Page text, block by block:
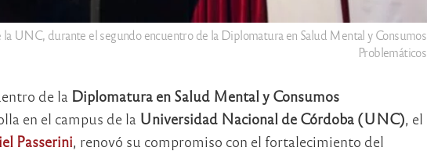
la UNC, durante el segundo encuentro de la Diplomatura en Salud Mental y Consumos
Problemáticos
de la Diplomatura en Salud Mental y Consumos
en el campus de la Universidad Nacional de Córdoba (UNC), el
Passerini, renovó su compromiso con el fortalecimiento del